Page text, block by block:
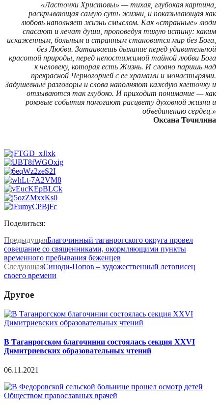
«Ласточки Христовы» — тихая, глубокая картина,
раскрывающая самую суть жизни, и показывающая как
любовь наполняет жизнь смыслом. Как «странные» люди
спасают и лечат души, проповедуя тихую истину: каким
искаженным, больным и странным становится мир без Бога,
без Любви. Затаиваешь дыхание перед удивительной
красотой природы, перед непостижимой тайной любви Бога
к человеку, которая есть Жизнь. И словно паришь над
прекрасной Черногорией с ее храмами и монастырями.
Задушевные разговоры и слова наполняют каждую клеточку и
отзываются так глубоко. И приходит понимание — как
роковые события помогают расцвету духовной жизни и
объединению сердец.»
Оксана Точилина
Поделиться:
ПредыдущаяБлагочинный таганрогского округа провел
совещание со священниками, окормляющими пункты
временного пребывания беженцев
СледующаяСиноди-Попов – художественный летописец
своего времени
Другое
В Таганрогском благочинии состоялась секция XXVI
Димитриевских образовательных чтений
06.11.2021